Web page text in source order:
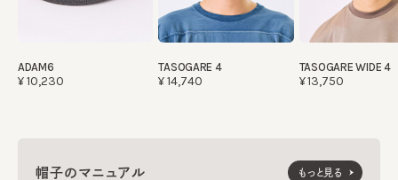
ADAM6
¥10,230
TASOGARE 4
¥14,740
TASOGARE WIDE 4
¥13,750
帽子のマニュアル もっと見る